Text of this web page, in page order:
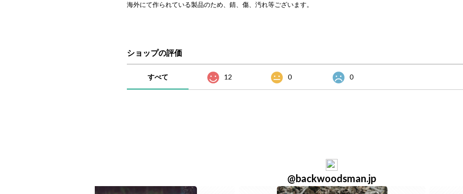
海外にて作られている製品のため、錆、傷、汚れ等ございます。
ショップの評価
すべて 12 0 0
@backwoodsman.jp